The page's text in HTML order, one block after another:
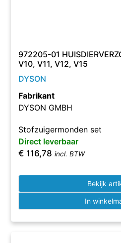
972205-01
V10, V11, V12, V15
DYSON
Fabrikant
DYSON GMBH
Stofzuigermonden set
Direct leverbaar
€ 116,78 incl. BTW
Bekijk
In